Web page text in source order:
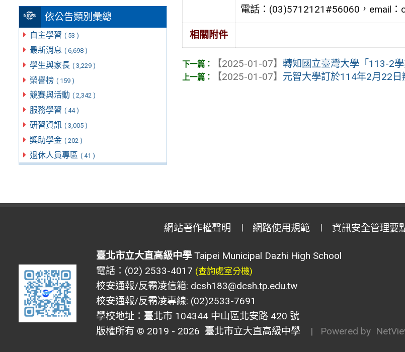
依公告類別彙總
自主學習 ( 53 )
最新消息 ( 6,698 )
學生與家長 ( 3,229 )
榮譽榜 ( 159 )
競賽與活動 ( 2,342 )
服務學習 ( 44 )
研習資訊 ( 3,005 )
獎助學金 ( 202 )
退休人員專區 ( 41 )
電話：(03)5712121#56060，email：
相關附件
【2025-01-07】轉知國立臺灣大學「113-2
【2025-01-07】 元智大學訂於114年2月22
網站著作權聲明 網路使用規範 資訊安全管理要
臺北市立大直高級中學Taipei Municipal Dazhi High School
電話：(02) 2533-4017 (查詢處室分機)
校安通報/反霸凌信箱: dcsh183@dcsh.tp.edu.tw
校安通報/反霸凌專線: (02)2533-7691
學校地址：臺北市 104344 中山區北安路 420 號
版權所有 © 2019 - 2026 臺北市立大直高級中學 | Powered by